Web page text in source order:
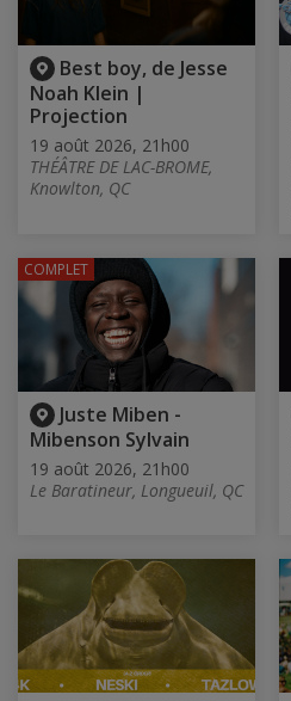
Best boy, de Jesse
Noah Klein |
Projection
19 août 2026, 21h00
THÉÂTRE DE LAC-BROME,
Knowlton, QC
Juste Miben -
Mibenson Sylvain
19 août 2026, 21h00
Le Baratineur, Longueuil, QC
COMPLET